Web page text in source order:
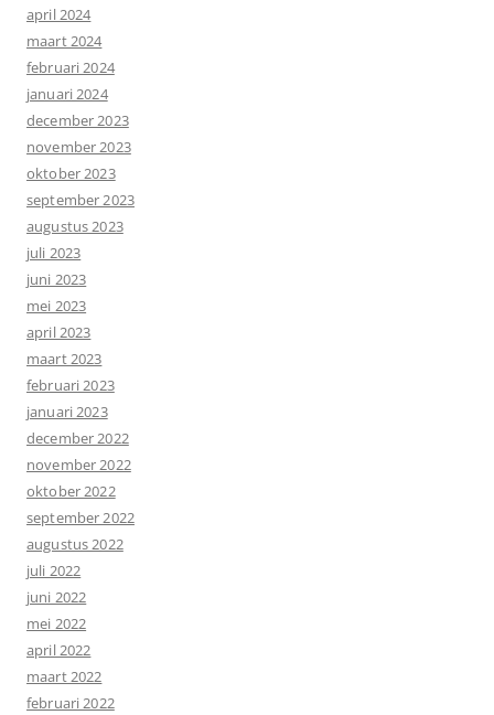
april 2024
maart 2024
februari 2024
januari 2024
december 2023
november 2023
oktober 2023
september 2023
augustus 2023
juli 2023
juni 2023
mei 2023
april 2023
maart 2023
februari 2023
januari 2023
december 2022
november 2022
oktober 2022
september 2022
augustus 2022
juli 2022
juni 2022
mei 2022
april 2022
maart 2022
februari 2022